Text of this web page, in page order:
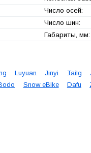
Число осей:
Число шин:
Габариты, мм:
Luyuan Jinyi Tailg
Snow eBike Dafu